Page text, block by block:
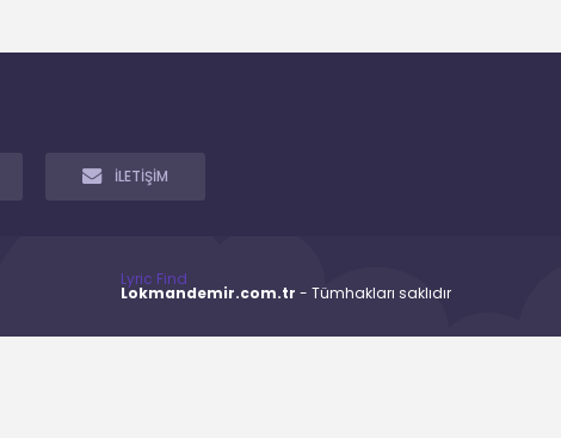
İLETİŞİM
Lyric Find
Lokmandemir.com.tr - Tümhakları saklıdır